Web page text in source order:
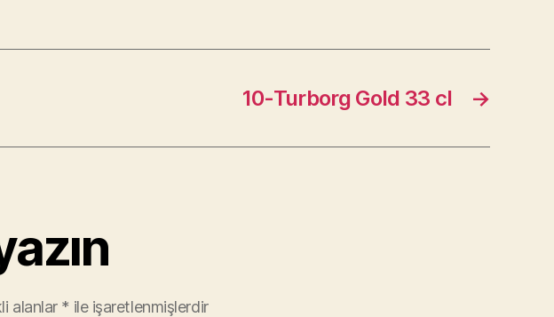
→
10-Turborg Gold 33 cl
alanlar * ile işaretlenmişlerdir